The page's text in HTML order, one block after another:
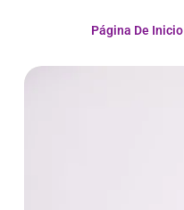
Página De Inicio